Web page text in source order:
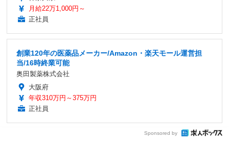
月給22万1,000円～
正社員
創業120年の医薬品メーカー/Amazon・楽天モール運営担
当/16時終業可能
奥田製薬株式会社
大阪府
年収310万円～375万円
正社員
Sponsored by